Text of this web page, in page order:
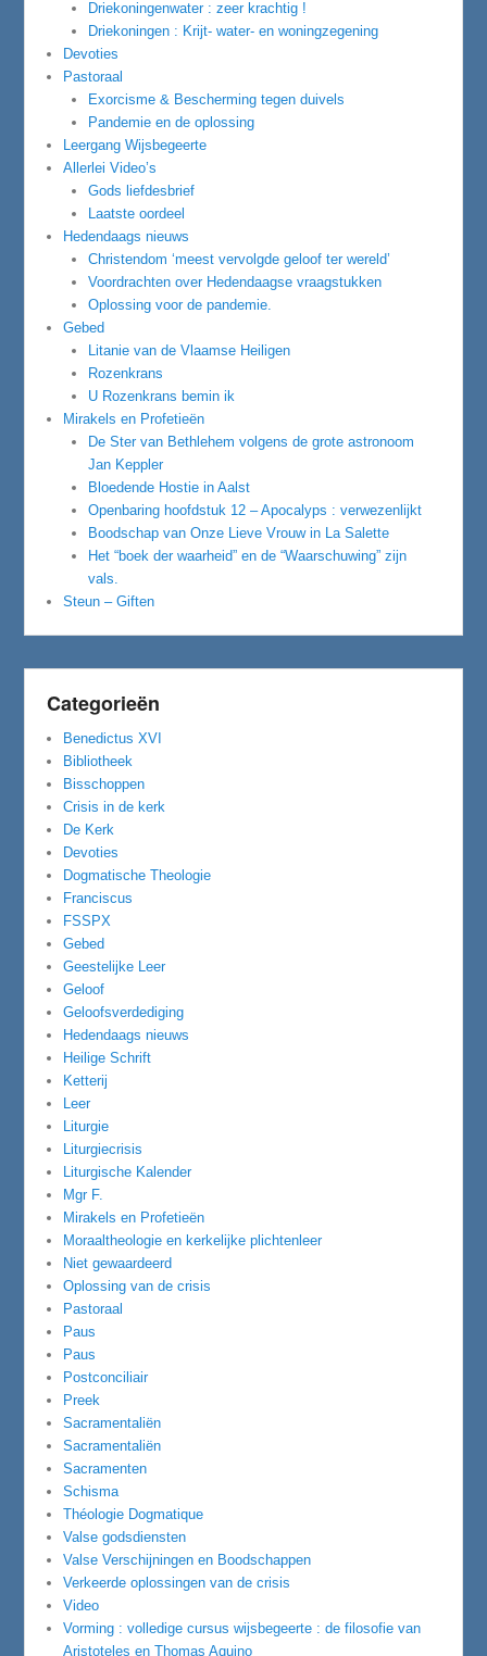
Driekoningenwater : zeer krachtig !
Driekoningen : Krijt- water- en woningzegening
Devoties
Pastoraal
Exorcisme & Bescherming tegen duivels
Pandemie en de oplossing
Leergang Wijsbegeerte
Allerlei Video’s
Gods liefdesbrief
Laatste oordeel
Hedendaags nieuws
Christendom ‘meest vervolgde geloof ter wereld’
Voordrachten over Hedendaagse vraagstukken
Oplossing voor de pandemie.
Gebed
Litanie van de Vlaamse Heiligen
Rozenkrans
U Rozenkrans bemin ik
Mirakels en Profetieën
De Ster van Bethlehem volgens de grote astronoom
Jan Keppler
Bloedende Hostie in Aalst
Openbaring hoofdstuk 12 – Apocalyps : verwezenlijkt
Boodschap van Onze Lieve Vrouw in La Salette
Het “boek der waarheid” en de “Waarschuwing” zijn
vals.
Steun – Giften
Categorieën
Benedictus XVI
Bibliotheek
Bisschoppen
Crisis in de kerk
De Kerk
Devoties
Dogmatische Theologie
Franciscus
FSSPX
Gebed
Geestelijke Leer
Geloof
Geloofsverdediging
Hedendaags nieuws
Heilige Schrift
Ketterij
Leer
Liturgie
Liturgiecrisis
Liturgische Kalender
Mgr F.
Mirakels en Profetieën
Moraaltheologie en kerkelijke plichtenleer
Niet gewaardeerd
Oplossing van de crisis
Pastoraal
Paus
Paus
Postconciliair
Preek
Sacramentaliën
Sacramentaliën
Sacramenten
Schisma
Théologie Dogmatique
Valse godsdiensten
Valse Verschijningen en Boodschappen
Verkeerde oplossingen van de crisis
Video
Vorming : volledige cursus wijsbegeerte : de filosofie van
Aristoteles en Thomas Aquino